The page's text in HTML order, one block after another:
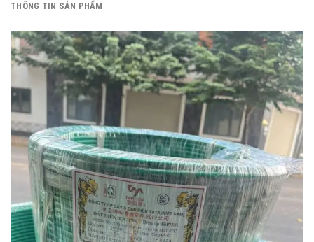
THÔNG TIN SẢN PHẨM